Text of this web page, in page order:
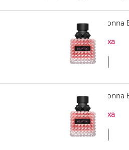
VALENTINO
Нема на залиха
VALENTINO
Нема на залиха